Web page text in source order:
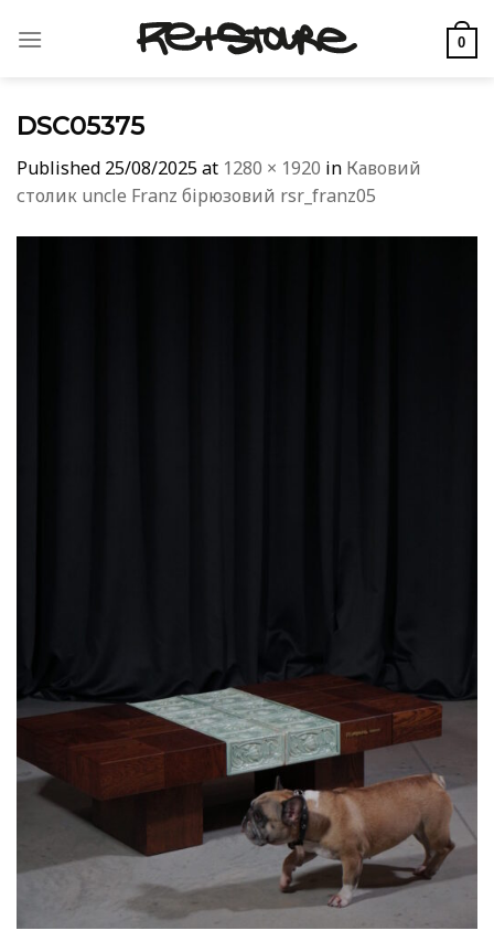
0
DSC05375
Published 25/08/2025at 1280 × 1920 in Кавовий
столик uncle Franz бірюзовий rsr_franz05